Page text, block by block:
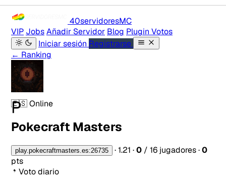
40servidoresMC
VIP JobsAñadir Servidor Blog Plugin Votos
Iniciar sesión Registrarse
← Ranking
P
🇪🇸Online
Pokecraft Masters
play.pokecraftmasters.es:26735 ·1.21 ·0 / 16 jugadores·0
pts
Voto diario